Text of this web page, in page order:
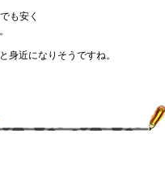
も安く
身近になりそうですね。